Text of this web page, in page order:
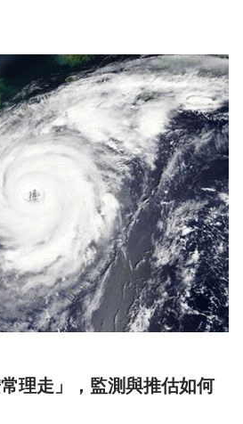
理走」，監測與推估如何